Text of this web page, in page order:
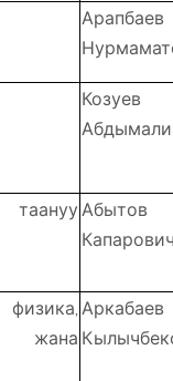
Козуев
Абытов
Капарович
жана